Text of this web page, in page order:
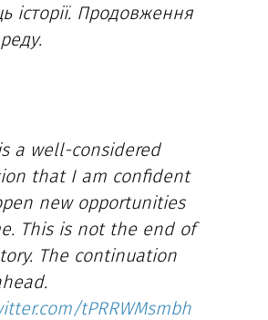
історії. Продовження
a well-considered
that I am confident
new opportunities
This is not the end of
The continuation
tPRRWMsmbh